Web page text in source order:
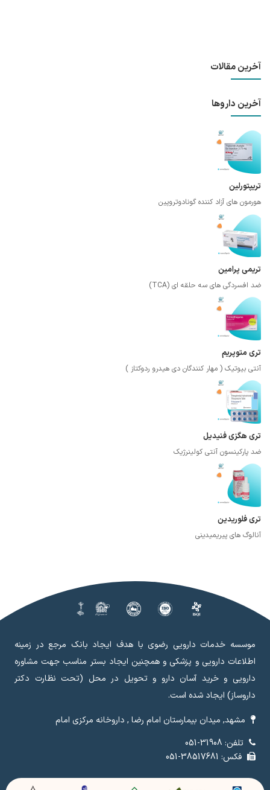
آخرین مقالات
آخرین داروها
تریپتورلین
هورمون های آزاد کننده گونادوتروپین
تریمی پرامین
ضد افسردگی های سه حلقه ای (TCA)
تری متوپریم
آنتی بیوتیک ( مهار کنندگان دی هیدرو ردوکتاز )
تری هگزی فنیدیل
ضد پارکینسون آنتی کولینرژیک
تری فلوریدین
آنالوگ های پیریمیدینی
موسسه خدمات دارویی رضوی با هدف ایجاد بانک مرجع در زمینه
اطلاعات دارویی و پزشکی و همچنین ایجاد بستر مناسب جهت مشاوره
دارویی و خرید آسان دارو و تحویل در محل (تحت نظارت دکتر
داروساز) ایجاد شده است.
مشهد, میدان بیمارستان امام رضا , داروخانه مرکزی امام
تلفن: 31908-051
فکس: 38517681-051